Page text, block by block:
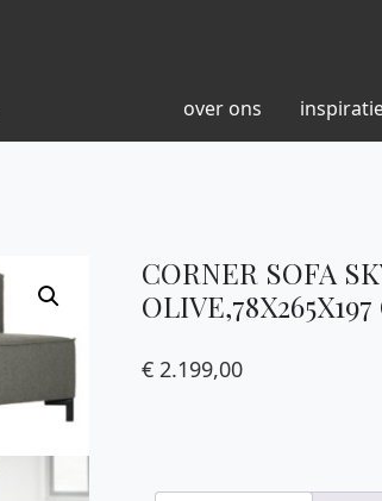
over ons
CORNER SOFA
€ 2.199,00